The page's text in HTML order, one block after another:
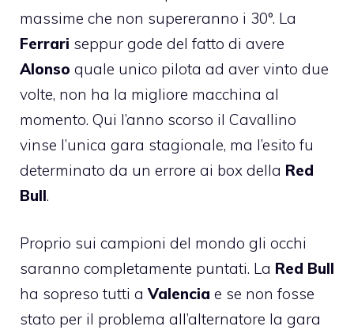
massime che non supereranno i 30°. La
Ferrari seppur gode del fatto di avere
Alonso quale unico pilota ad aver vinto due
volte, non ha la migliore macchina al
momento. Qui l’anno scorso il Cavallino
vinse l’unica gara stagionale, ma l’esito fu
determinato da un errore ai box della Red
Bull.
Proprio sui campioni del mondo gli occhi
saranno completamente puntati. La Red Bull
ha sopreso tutti aValencia e se non fosse
stato per il problema all’alternatore la gara